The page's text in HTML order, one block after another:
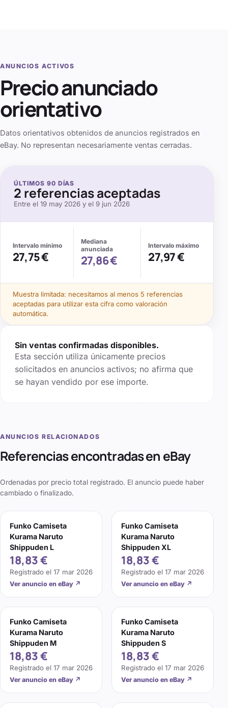
ANUNCIOS ACTIVOS
Precio anunciado
orientativo
Datos orientativos obtenidos de anuncios registrados en
eBay. No representan necesariamente ventas cerradas.
ÚLTIMOS 90 DÍAS
2 referencias aceptadas
Entre el 19 may 2026 y el 9 jun 2026
Intervalo mínimo
27,75 €
Mediana
anunciada
27,86 €
Intervalo máximo
27,97 €
Muestra limitada: necesitamos al menos 5 referencias
aceptadas para utilizar esta cifra como valoración
automática.
Sin ventas confirmadas disponibles.
Esta sección utiliza únicamente precios
solicitados en anuncios activos; no afirma que
se hayan vendido por ese importe.
ANUNCIOS RELACIONADOS
Referencias encontradas en eBay
Ordenadas por precio total registrado. El anuncio puede haber
cambiado o finalizado.
Funko Camiseta
Kurama Naruto
Shippuden L
18,83 €
Registrado el 17 mar 2026
Ver anuncio en eBay ↗
Funko Camiseta
Kurama Naruto
Shippuden XL
18,83 €
Registrado el 17 mar 2026
Ver anuncio en eBay ↗
Funko Camiseta
Kurama Naruto
Shippuden M
18,83 €
Registrado el 17 mar 2026
Ver anuncio en eBay ↗
Funko Camiseta
Kurama Naruto
Shippuden S
18,83 €
Registrado el 17 mar 2026
Ver anuncio en eBay ↗